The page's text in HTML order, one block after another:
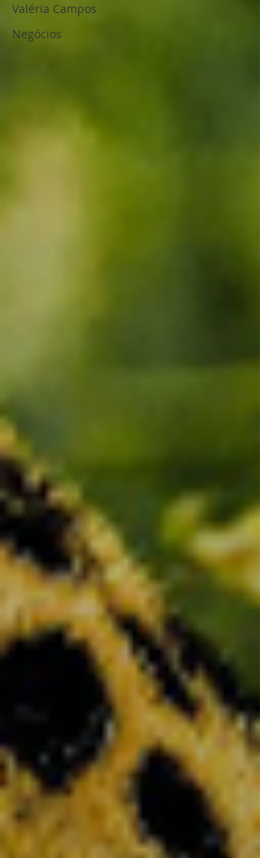
Valéria Campos
Negócios